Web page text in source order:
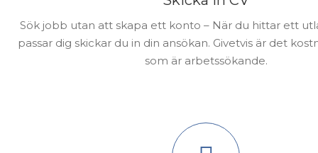
Sök jobb utan att skapa ett konto – När du hittar ett
passar dig skickar du in din ansökan. Givetvis är det
som är arbetssökande.